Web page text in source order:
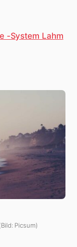
-System Lahm
Picsum)